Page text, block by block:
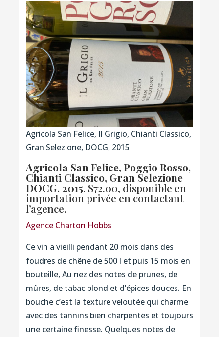
Agricola San Felice, Il Grigio, Chianti Classico,
Gran Selezione, DOCG, 2015
Agricola San Felice, Poggio Rosso,
Chianti Classico, Gran Selezione
DOCG, 2015, $72.00, disponible en
importation privée en contactant
l’agence.
Agence Charton Hobbs
Ce vin a vieilli pendant 20 mois dans des
foudres de chêne de 500 l et puis 15 mois en
bouteille, Au nez des notes de prunes, de
mûres, de tabac blond et d’épices douces. En
bouche c’est la texture veloutée qui charme
avec des tannins bien charpentés et toujours
une certaine finesse. Quelques notes de